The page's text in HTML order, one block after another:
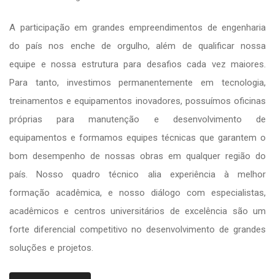
A participação em grandes empreendimentos de engenharia
do país nos enche de orgulho, além de qualificar nossa
equipe e nossa estrutura para desafios cada vez maiores.
Para tanto, investimos permanentemente em tecnologia,
treinamentos e equipamentos inovadores, possuímos oficinas
próprias para manutenção e desenvolvimento de
equipamentos e formamos equipes técnicas que garantem o
bom desempenho de nossas obras em qualquer região do
país. Nosso quadro técnico alia experiência à melhor
formação acadêmica, e nosso diálogo com especialistas,
acadêmicos e centros universitários de excelência são um
forte diferencial competitivo no desenvolvimento de grandes
soluções e projetos.